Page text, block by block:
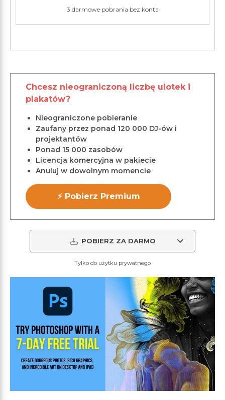
3 darmowe pobrania bez konta
Chcesz nieograniczoną liczbę ulotek i
plakatów?
Nieograniczone pobieranie
Zaufany przez ponad 120 000 DJ-ów i
projektantów
Ponad 15 000 zasobów
Licencja komercyjna w pakiecie
Anuluj w dowolnym momencie
⚡ Pobierz Premium
POBIERZ ZA DARMO
Tylko do użytku prywatnego